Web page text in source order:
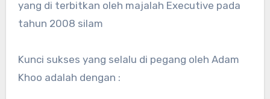
yang di terbitkan oleh majalah Executive pada
tahun 2008 silam
Kunci sukses yang selalu di pegang oleh Adam
Khoo adalah dengan :